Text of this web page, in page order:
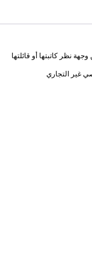
نظر كاتبتها أو قائلتها
غير التجاري